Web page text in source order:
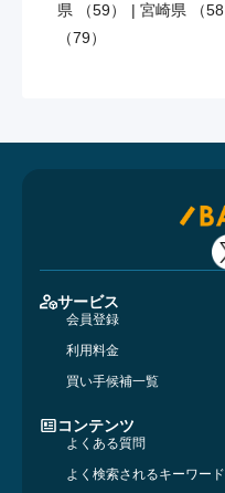
県 （59）
| 宮崎県 （58
（79）
サービス
会員登録
利用料金
買い手候補一覧
コンテンツ
よくある質問
よく検索されるキーワー